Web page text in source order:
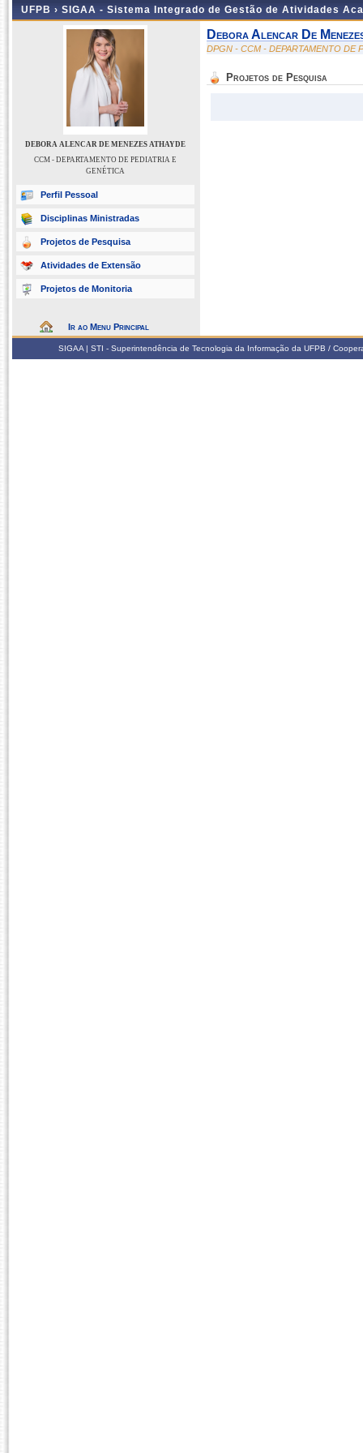
UFPB › SIGAA - Sistema Integrado de Gestão de Atividades
DEBORA ALENCAR DE MENEZES ATHAYDE
CCM - DEPARTAMENTO DE PEDIATRIA E
GENÉTICA
Perfil Pessoal
Disciplinas Ministradas
Projetos de Pesquisa
Atividades de Extensão
Projetos de Monitoria
Ir ao Menu Principal
Debora Alencar De
DPGN - CCM - DEPARTAMENTO DE
Projetos de Pesquisa
SIGAA | STI - Superintendência de Tecnologia da Informação da UFPB /